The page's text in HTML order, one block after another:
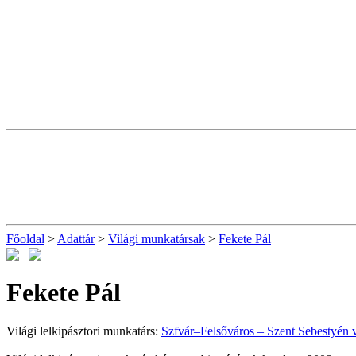
Főoldal > Adattár> Világi munkatársak > Fekete Pál
Fekete Pál
Világi lelkipásztori munkatárs: Szfvár–Felsőváros – Szent Sebestyén